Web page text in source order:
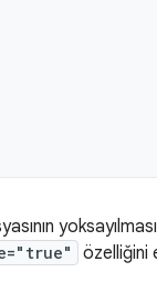
özelliğini